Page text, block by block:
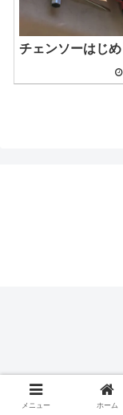
チェンソーはじめ
メニュー ホーム